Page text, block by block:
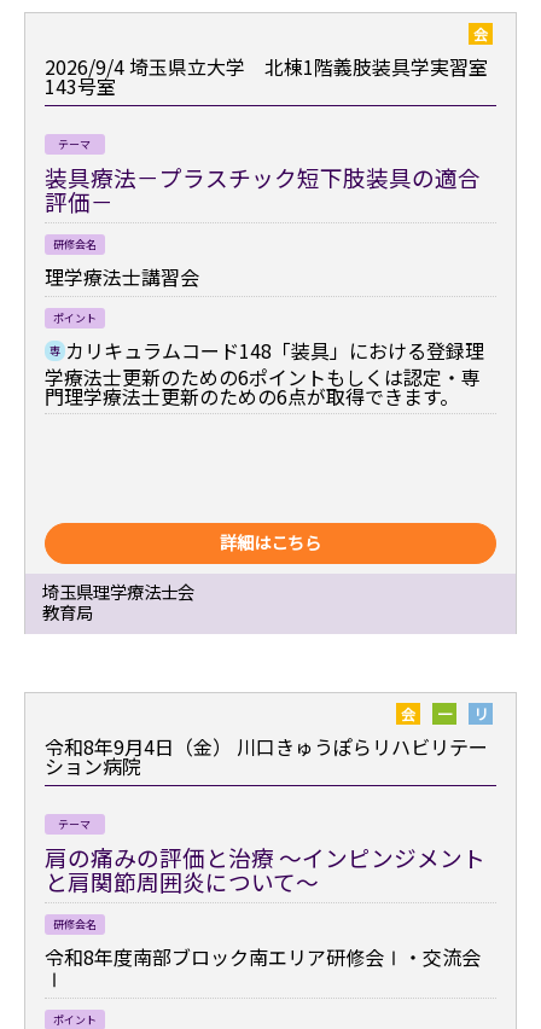
会
2026/9/4埼玉県立大学 北棟1階義肢装具学実習室
143号室
テーマ
装具療法－プラスチック短下肢装具の適合
評価－
研修会名
理学療法士講習会
ポイント
専 カリキュラムコード148「装具」における登録理
学療法士更新のための6ポイントもしくは認定・専
門理学療法士更新のための6点が取得できます。
詳細はこちら
埼玉県理学療法士会
教育局
会 一 リ
令和8年9月4日（金） 川口きゅうぽらリハビリテー
ション病院
テーマ
肩の痛みの評価と治療 ～インピンジメント
と肩関節周囲炎について～
研修会名
令和8年度南部ブロック南エリア研修会Ⅰ・交流会
Ⅰ
ポイント